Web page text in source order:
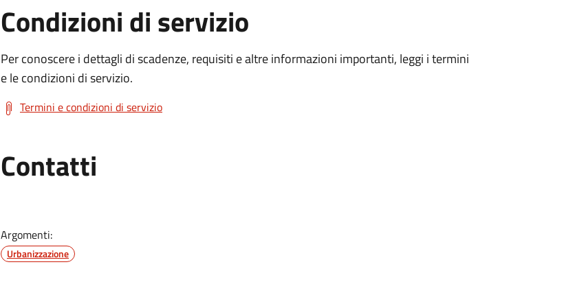
Condizioni di servizio
Per conoscere i dettagli di scadenze, requisiti e altre informazioni importanti, leggi i termini
e le condizioni di servizio.
Termini e condizioni di servizio
Contatti
Argomenti:
Urbanizzazione